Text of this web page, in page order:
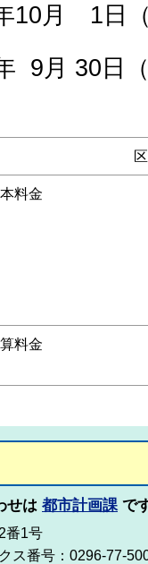
10月 1日
（火曜
料金
料金
せは 都市計画課 で
番1号
ス番号：0296-77-